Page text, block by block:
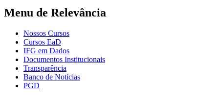
Menu de Relevância
Nossos Cursos
Cursos EaD
IFG em Dados
Documentos Institucionais
Transparência
Banco de Notícias
PGD